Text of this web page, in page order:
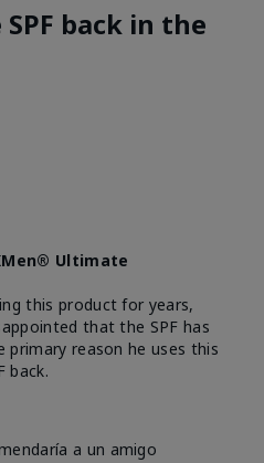
back in the
Ultimate
this product for years,
that the SPF has
primary reason he uses this
back.
a un amigo